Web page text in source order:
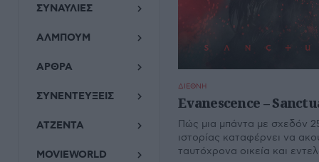
ΣΥΝΑΥΛΙΕΣ
ΑΛΜΠΟΥΜ
ΑΡΘΡΑ
ΣΥΝΕΝΤΕΥΞΕΙΣ
ΑΤΖΕΝΤΑ
MOVIEWORLD
ΔΙΕΘΝΗ
Evanescence –
Πώς μια μπάντα με σχεδόν
ιστορίας καταφέρνει να
ταυτόχρονα οικεία και